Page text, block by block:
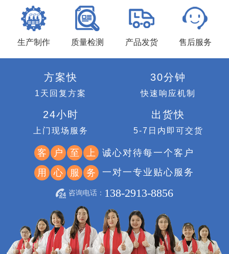
生产制作 质量检测 产品发货 售后服务
方案快
1天回复方案
30分钟
快速响应机制
24小时
上门现场服务
出货快
5-7日内即可交货
客 户 至 上
诚心对待每一个客户
用
心 服 务 一对一专业贴心服务
咨询电话： 138-2913-8856